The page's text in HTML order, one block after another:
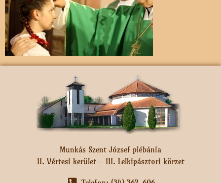
Munkás Szent József plébánia
II. Vértesi kerület – III. Lelkipásztori körzet